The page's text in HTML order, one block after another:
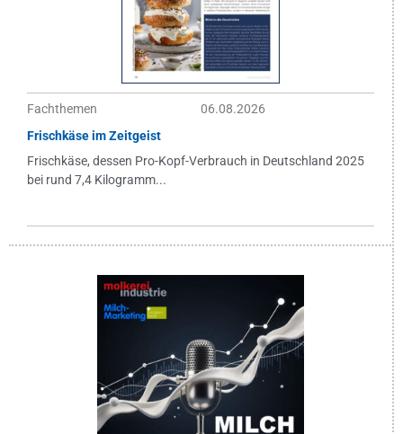
Fachthemen
06.08.2026
Frischkäse im Zeitgeist
Frischkäse, dessen Pro-Kopf-Verbrauch in Deutschland 2025
bei rund 7,4 Kilogramm...